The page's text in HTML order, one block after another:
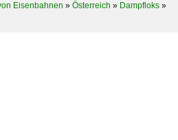
Eisenbahnen » Österreich » Dampfloks »